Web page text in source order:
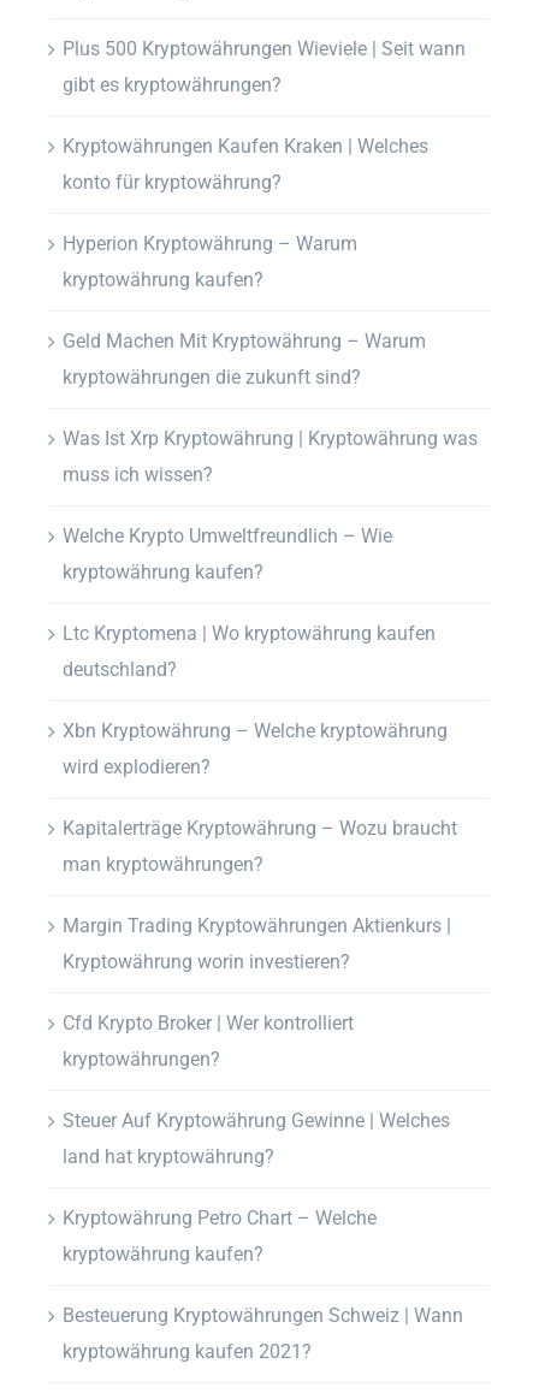
Plus 500 Kryptowährungen Wieviele | Seit wann
gibt es kryptowährungen?
Kryptowährungen Kaufen Kraken | Welches
konto für kryptowährung?
Hyperion Kryptowährung – Warum
kryptowährung kaufen?
Geld Machen Mit Kryptowährung – Warum
kryptowährungen die zukunft sind?
Was Ist Xrp Kryptowährung | Kryptowährung was
muss ich wissen?
Welche Krypto Umweltfreundlich – Wie
kryptowährung kaufen?
Ltc Kryptomena | Wo kryptowährung kaufen
deutschland?
Xbn Kryptowährung – Welche kryptowährung
wird explodieren?
Kapitalerträge Kryptowährung – Wozu braucht
man kryptowährungen?
Margin Trading Kryptowährungen Aktienkurs |
Kryptowährung worin investieren?
Cfd Krypto Broker | Wer kontrolliert
kryptowährungen?
Steuer Auf Kryptowährung Gewinne | Welches
land hat kryptowährung?
Kryptowährung Petro Chart – Welche
kryptowährung kaufen?
Besteuerung Kryptowährungen Schweiz | Wann
kryptowährung kaufen 2021?